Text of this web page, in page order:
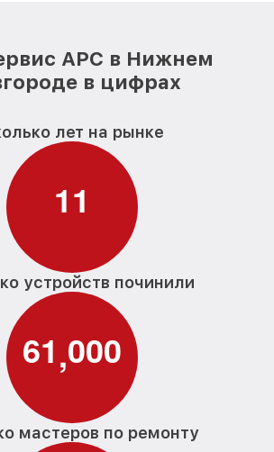
APC в Нижнем
в цифрах
лет на рынке
11
устройств починили
61,000
мастеров по ремонту